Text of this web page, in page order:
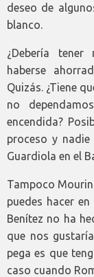
deseo de
blanco.
¿Debería
haberse
Quizás. ¿Tiene
no
encendida?
proceso y
Guardiola en el
Tampoco
puedes hacer
Benítez no ha
que nos
pega es que
caso cuando